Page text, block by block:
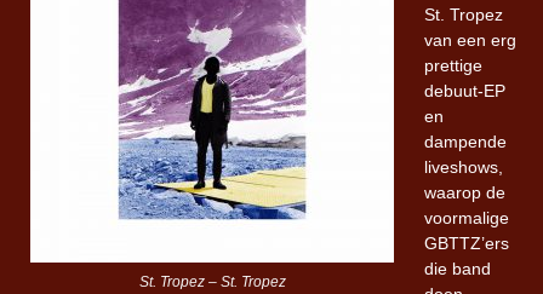
St. Tropez – St. Tropez
St. Tropez
van een erg
prettige
debuut-EP
en
dampende
liveshows,
waarop de
voormalige
GBTTZ’ers
die band